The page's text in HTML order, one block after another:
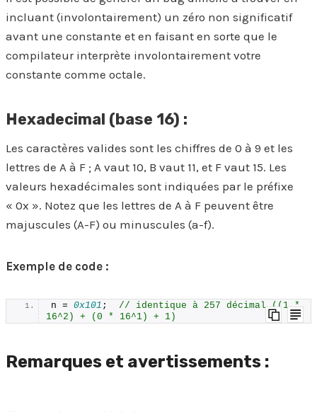
incluant (involontairement) un zéro non significatif
avant une constante et en faisant en sorte que le
compilateur interprète involontairement votre
constante comme octale.
Hexadecimal (base 16) :
Les caractères valides sont les chiffres de 0 à 9 et les
lettres de A à F ; A vaut 10, B vaut 11, et F vaut 15. Les
valeurs hexadécimales sont indiquées par le préfixe
« 0x ». Notez que les lettres de A à F peuvent être
majuscules (A-F) ou minuscules (a-f).
Exemple de code :
n = 0x101 ; // identique à 257 décimal ((1 *
16^2) + (0 * 16^1) + 1)
Remarques et avertissements :